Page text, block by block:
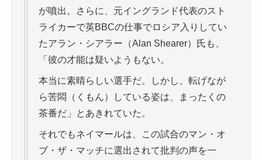
が噴出。さらに、元イングランド代表のスト
ライカーで英BBCの仕事でロシア入りしてい
たアラン・シアラー（Alan Shearer）氏も、
「彼の才能は疑いようもない。
本当に素晴らしい選手だ。しかし、転げなが
ら苦悶（くもん）している姿は、まったくの
茶番だ」とあきれていた。
それでもネイマールは、この試合のマン・オ
ブ・ザ・マッチに選出されて批判の声を一